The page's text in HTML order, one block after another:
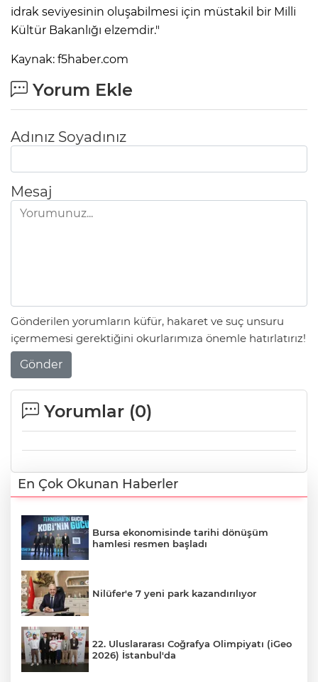
idrak seviyesinin oluşabilmesi için müstakil bir Milli
Kültür Bakanlığı elzemdir."
Kaynak: f5haber.com
Yorum Ekle
Adınız Soyadınız
Mesaj
Gönderilen yorumların küfür, hakaret ve suç unsuru
içermemesi gerektiğini okurlarımıza önemle hatırlatırız!
Gönder
Yorumlar (0)
En Çok Okunan Haberler
Bursa ekonomisinde tarihi dönüşüm
hamlesi resmen başladı
Nilüfer'e 7 yeni park kazandırılıyor
22. Uluslararası Coğrafya Olimpiyatı (iGeo
2026) İstanbul'da